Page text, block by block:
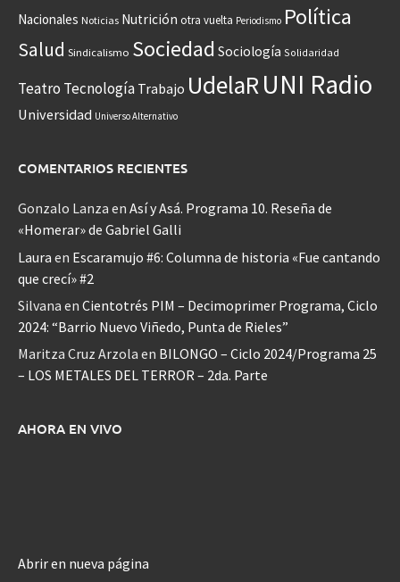
Nacionales Noticias Nutrición otra vuelta Periodismo Política
Salud Sindicalismo Sociedad Sociología Solidaridad
Teatro Tecnología Trabajo UdelaRUNI Radio
Universidad Universo Alternativo
COMENTARIOS RECIENTES
Gonzalo Lanza en Así y Asá. Programa 10. Reseña de
«Homerar» de Gabriel Galli
Laura en Escaramujo #6: Columna de historia «Fue cantando
que crecí» #2
Silvana en Cientotrés PIM – Decimoprimer Programa, Ciclo
2024: “Barrio Nuevo Viñedo, Punta de Rieles”
Maritza Cruz Arzola en BILONGO – Ciclo 2024/Programa 25
– LOS METALES DEL TERROR – 2da. Parte
AHORA EN VIVO
Abrir en nueva página